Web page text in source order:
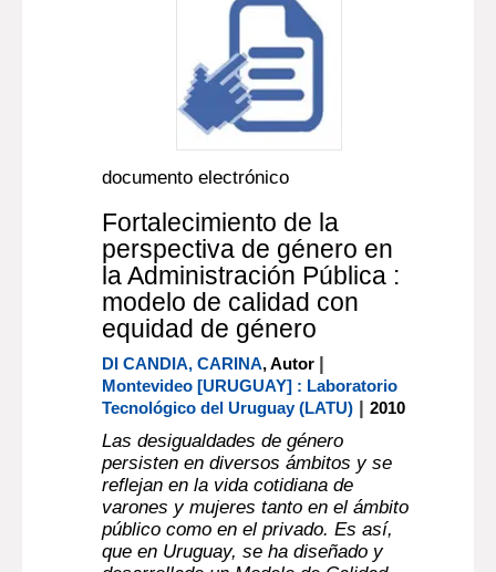
documento electrónico
Fortalecimiento de la
perspectiva de género en
la Administración Pública :
modelo de calidad con
equidad de género
DI CANDIA, CARINA, Autor |
Montevideo [URUGUAY] : Laboratorio
Tecnológico del Uruguay (LATU) |2010
Las desigualdades de género
persisten en diversos ámbitos y se
reflejan en la vida cotidiana de
varones y mujeres tanto en el ámbito
público como en el privado. Es así,
que en Uruguay, se ha diseñado y